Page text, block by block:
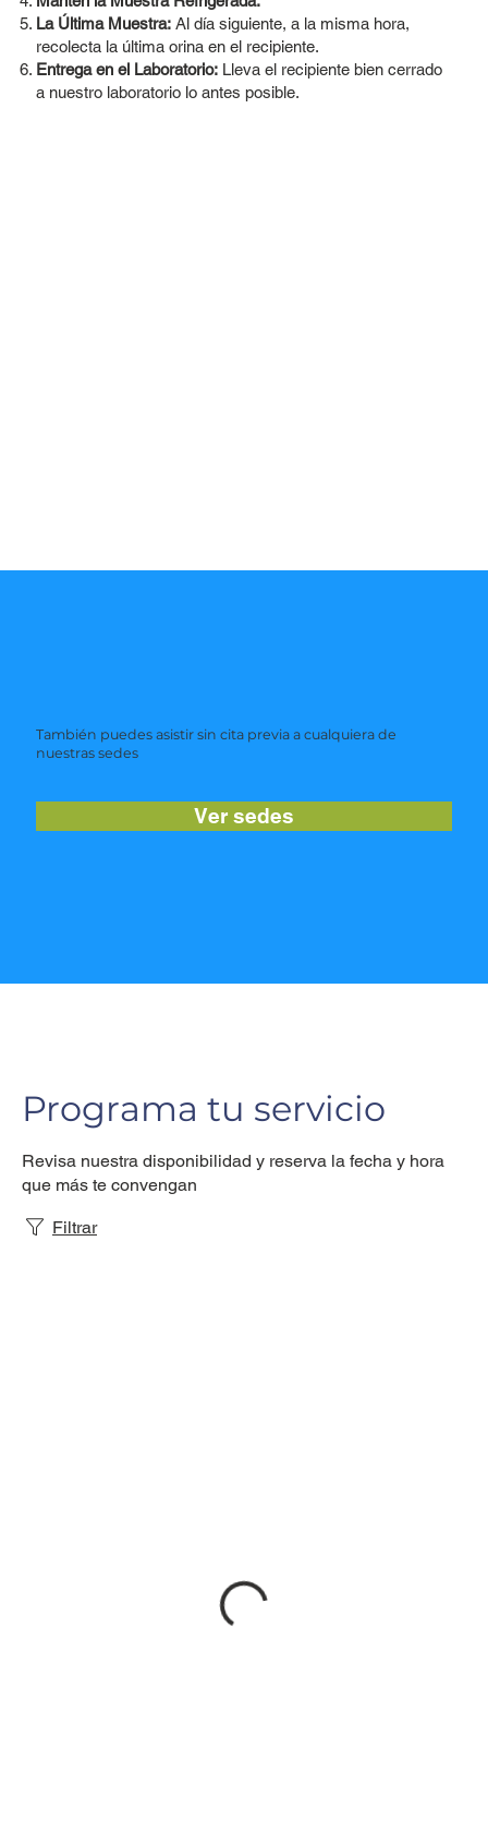
La Última Muestra:Al día siguiente, a la misma hora,
recolecta la última orina en el recipiente.
Entrega en el Laboratorio:Lleva el recipiente bien cerrado
a nuestro laboratorio lo antes posible.
También puedes asistir sin cita previa a cualquiera de
nuestras sedes
Ver sedes
Programa tu servicio
Revisa nuestra disponibilidad y reserva la fecha y hora
que más te convengan
Filtrar